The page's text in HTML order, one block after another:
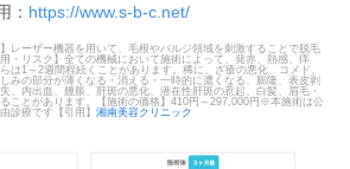
： https://www.s-b-c.net/
レーザー機器を用いて、毛根やバルジ領域を刺激することで脱毛
・リスク】全ての機械において施術によって、発赤、熱感、痒
は1～2週間程続くことがあります。稀に、ざ瘡の悪化、コメド、
みの部分が薄くなる・消える・一時的に濃くなる、膨隆、表皮剥
、内出血、腫脹、肝斑の悪化、潜在性肝斑の惹起、白髪、眉毛・
ことがあります。【施術の価格】410円～297,000円※本施術は公
診療です【引用】 湘南美容クリニック